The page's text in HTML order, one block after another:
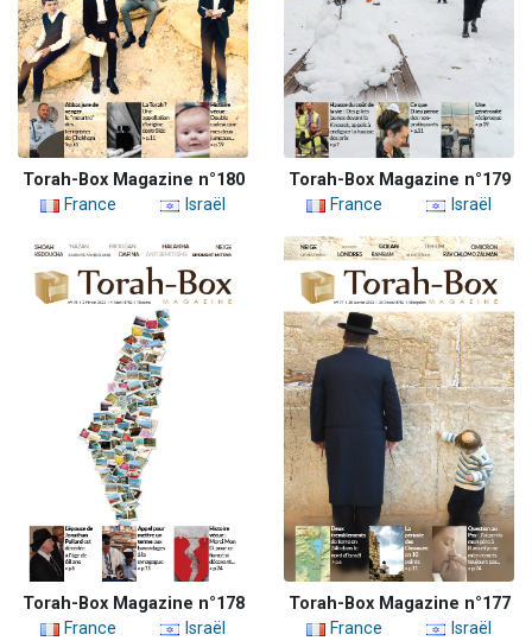
Torah-Box Magazine n°180
France
Israël
Torah-Box Magazine n°179
France
Israël
Torah-Box Magazine n°178
France
Israël
Torah-Box Magazine n°177
France
Israël